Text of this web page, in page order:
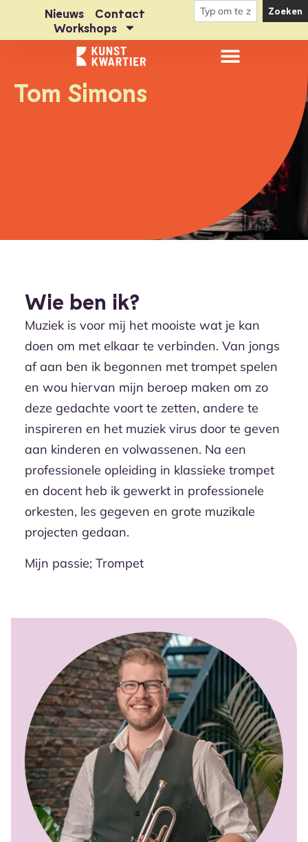
Nieuws
Contact
Workshops
Zoeken
Tom Simons
Wie ben ik?
Muziek is voor mij het mooiste wat je kan
doen om met elkaar te verbinden. Van jongs
af aan ben ik begonnen met trompet spelen
en wou hiervan mijn beroep maken om zo
deze gedachte voort te zetten, andere te
inspireren en het muziek virus door te geven
aan kinderen en volwassenen. Na een
professionele opleiding in klassieke trompet
en docent heb ik gewerkt in professionele
orkesten, les gegeven en grote muzikale
projecten gedaan.
Mijn passie; Trompet